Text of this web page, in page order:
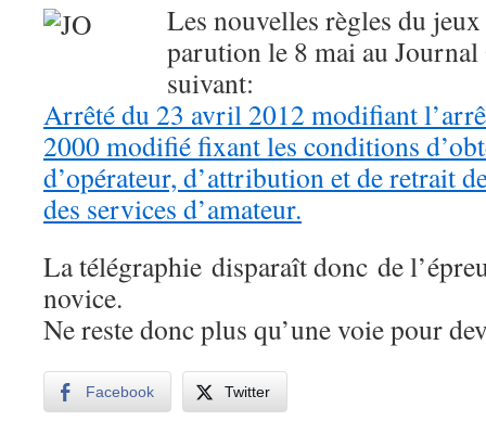
Les nouvelles règles du
parution le 8 mai au
suivant:
Arrêté du 23 avril 2012 modifiant
2000 modifié fixant les conditions
d’opérateur, d’attribution et de retrait
des services d’amateur.
La télégraphie disparaît donc de
novice.
Ne reste donc plus qu’une voie pour
Facebook Twitter